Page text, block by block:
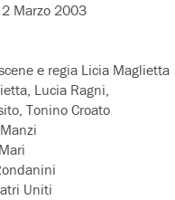
Marzo 2003
e regia Licia Maglietta
Lucia Ragni,
Tonino Croato
Uniti